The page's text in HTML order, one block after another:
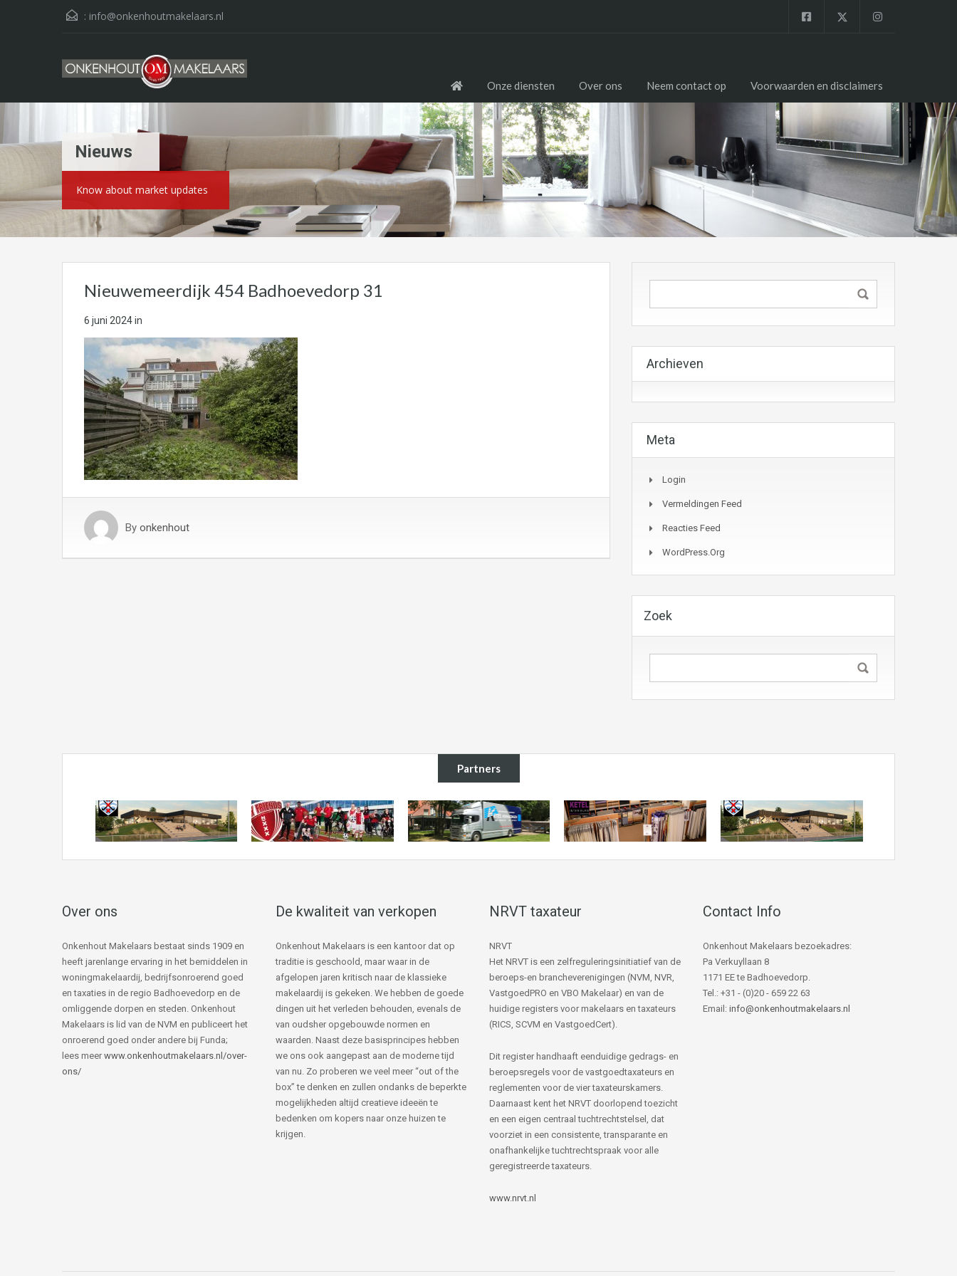
: info@onkenhoutmakelaars.nl
Onze diensten Over ons Neem contact op Voorwaarden en disclaimers
Nieuws
Know about market updates
Nieuwemeerdijk 454 Badhoevedorp 31
6 juni 2024in
By onkenhout
Archieven
Meta
Login
Vermeldingen Feed
Reacties Feed
WordPress.org
Zoek
Partners
Over ons
Onkenhout Makelaars bestaat sinds 1909 en
heeft jarenlange ervaring in het bemiddelen in
woningmakelaardij, bedrijfsonroerend goed
en taxaties in de regio Badhoevedorp en de
omliggende dorpen en steden. Onkenhout
Makelaars is lid van de NVM en publiceert het
onroerend goed onder andere bij Funda;
lees meer www.onkenhoutmakelaars.nl/over-
ons/
De kwaliteit van verkopen
Onkenhout Makelaars is een kantoor dat op
traditie is geschoold, maar waar in de
afgelopen jaren kritisch naar de klassieke
makelaardij is gekeken. We hebben de goede
dingen uit het verleden behouden, evenals de
van oudsher opgebouwde normen en
waarden. Naast deze basisprincipes hebben
we ons ook aangepast aan de moderne tijd
van nu. Zo proberen we veel meer “out of the
box” te denken en zullen ondanks de beperkte
mogelijkheden altijd creatieve ideeën te
bedenken om kopers naar onze huizen te
krijgen.
NRVT taxateur
NRVT
Het NRVT is een zelfreguleringsinitiatief van de
beroeps-en brancheverenigingen (NVM, NVR,
VastgoedPRO en VBO Makelaar) en van de
huidige registers voor makelaars en taxateurs
(RICS, SCVM en VastgoedCert).
Dit register handhaaft eenduidige gedrags- en
beroepsregels voor de vastgoedtaxateurs en
reglementen voor de vier taxateurskamers.
Daarnaast kent het NRVT doorlopend toezicht
en een eigen centraal tuchtrechtstelsel, dat
voorziet in een consistente, transparante en
onafhankelijke tuchtrechtspraak voor alle
geregistreerde taxateurs.
www.nrvt.nl
Contact Info
Onkenhout Makelaars bezoekadres:
Pa Verkuyllaan 8
1171 EE te Badhoevedorp.
Tel.: +31 - (0)20 - 659 22 63
Email: info@onkenhoutmakelaars.nl